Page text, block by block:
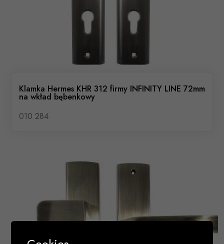
Klamka Hermes KHR 312 firmy INFINITY LINE 72mm
na wkład bębenkowy
010 284